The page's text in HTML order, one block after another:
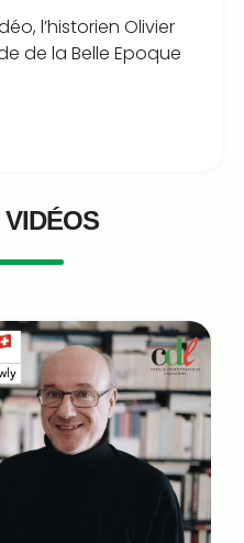
l’historien Olivier
de la Belle Epoque